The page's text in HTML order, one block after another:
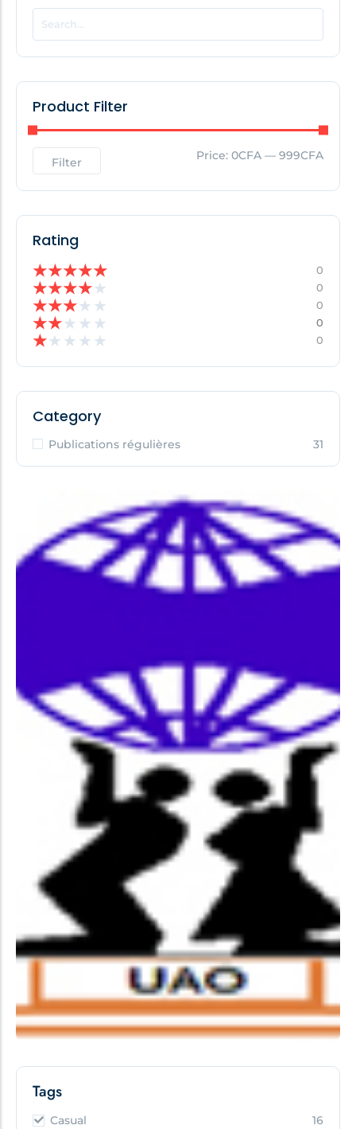
POPULAR THIS WEEK
No Posts Found!
No Posts Found!
Product Filter
Filter Price: 0CFA — 999CFA
Rating
★★★★★ 0
★★★★★ 0
★★★★ ★ 0
★★★ ★ ★ 0
★★ ★ ★ ★ 0
Category
Publications régulières 31
Tags
Casual
16